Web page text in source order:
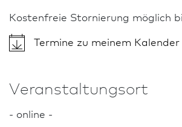
Kostenfreie Stornierung möglich
Termine zu meinem
Veranstaltungsort
- online -